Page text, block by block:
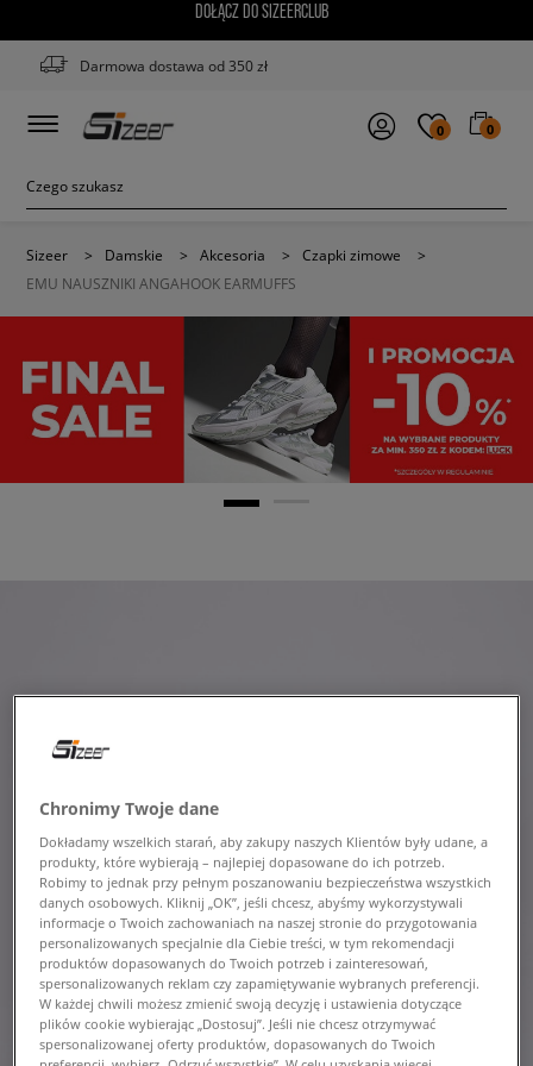
DOŁĄCZ DO SIZEERCLUB
Darmowa dostawa od 350 zł
0 0
Sizeer > Damskie > Akcesoria > Czapki zimowe
>
EMU NAUSZNIKI ANGAHOOK EARMUFFS
Chronimy Twoje dane
Dokładamy wszelkich starań, aby zakupy naszych Klientów były udane, a
produkty, które wybierają – najlepiej dopasowane do ich potrzeb.
Robimy to jednak przy pełnym poszanowaniu bezpieczeństwa wszystkich
danych osobowych. Kliknij „OK”, jeśli chcesz, abyśmy wykorzystywali
informacje o Twoich zachowaniach na naszej stronie do przygotowania
personalizowanych specjalnie dla Ciebie treści, w tym rekomendacji
produktów dopasowanych do Twoich potrzeb i zainteresowań,
spersonalizowanych reklam czy zapamiętywanie wybranych preferencji.
W każdej chwili możesz zmienić swoją decyzję i ustawienia dotyczące
plików cookie wybierając „Dostosuj”. Jeśli nie chcesz otrzymywać
spersonalizowanej oferty produktów, dopasowanych do Twoich